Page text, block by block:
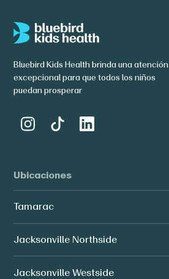
Bluebird Kids Health brinda una atención
excepcional para que todos los niños
puedan prosperar
Ubicaciones
Tamarac
Jacksonville Northside
Jacksonville Westside